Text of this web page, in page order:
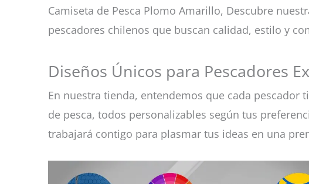
Camiseta de Pesca Plomo Amarillo, Descubre
pescadores chilenos que buscan calidad, estilo y
Diseños Únicos para Pescadores
En nuestra tienda, entendemos que cada
de pesca, todos personalizables según tus
trabajará contigo para plasmar tus ideas en una